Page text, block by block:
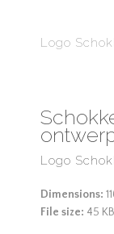
Logo
Logo
Dimensions:
File size: 45 KB